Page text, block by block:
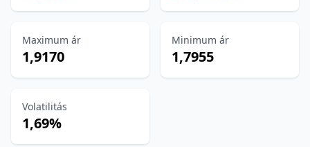
Maximum ár
1,9170
Minimum ár
1,7955
Volatilitás
1,69%